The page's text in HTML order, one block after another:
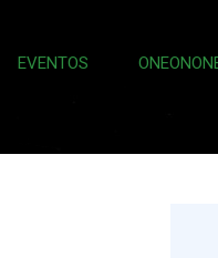
EVENTOS